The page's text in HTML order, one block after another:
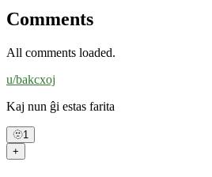
Comments
All comments loaded.
u/bakcxoj
Kaj nun ĝi estas farita
🫥1
+